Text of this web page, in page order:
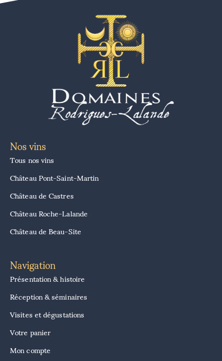
Nos vins
Tous nos vins
Château Pont-Saint-Martin
Château de Castres
Château Roche-Lalande
Château de Beau-Site
Navigation
Présentation & histoire
Réception & séminaires
Visites et dégustations
Votre panier
Mon compte